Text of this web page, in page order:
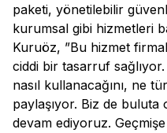
paketi, yönetilebilir
kurumsal gibi hizmetleri
Kuruöz, ”Bu hizmet
ciddi bir tasarruf
nasıl kullanacağını, ne
paylaşıyor. Biz de buluta
devam ediyoruz.